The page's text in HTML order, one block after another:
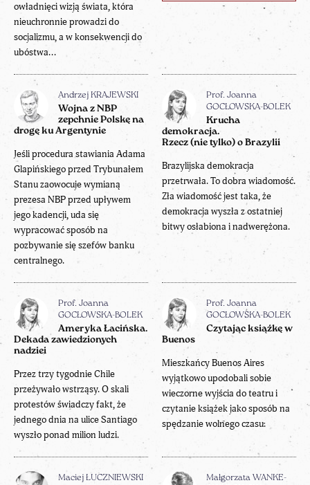
owładnięci wizją świata, która
nieuchronnie prowadzi do
socjalizmu, a w konsekwencji do
ubóstwa...
Andrzej KRAJEWSKI
Wojna z NBP
zepchnie Polskę na
drogę ku Argentynie
Jeśli procedura stawiania Adama
Glapińskiego przed Trybunałem
Stanu zaowocuje wymianą
prezesa NBP przed upływem
jego kadencji, uda się
wypracować sposób na
pozbywanie się szefów banku
centralnego.
Prof. Joanna
GOCŁOWSKA-BOLEK
Krucha
demokracja.
Rzecz (nie tylko) o Brazylii
Brazylijska demokracja
przetrwała. To dobra wiadomość.
Zła wiadomość jest taka, że
demokracja wyszła z ostatniej
bitwy osłabiona i nadwerężona.
Prof. Joanna
GOCŁOWSKA-BOLEK
Ameryka Łacińska.
Dekada zawiedzionych
nadziei
Przez trzy tygodnie Chile
przeżywało wstrząsy. O skali
protestów świadczy fakt, że
jednego dnia na ulice Santiago
wyszło ponad milion ludzi.
Prof. Joanna
GOCŁOWSKA-BOLEK
Czytając książkę w
Buenos
Mieszkańcy Buenos Aires
wyjątkowo upodobali sobie
wieczorne wyjścia do teatru i
czytanie książek jako sposób na
spędzanie wolnego czasu.
Maciej ŁUCZNIEWSKI
Małgorzata WANKE-